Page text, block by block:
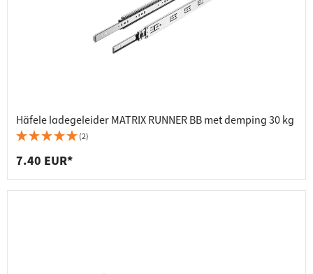
Häfele ladegeleider MATRIX RUNNER BB met demping 30 kg
(2)
7.40 EUR*